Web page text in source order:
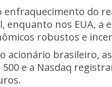
enfraquecimento do
enquanto nos EUA, a
robustos e
acionário brasileiro,
500 e a Nasdaq